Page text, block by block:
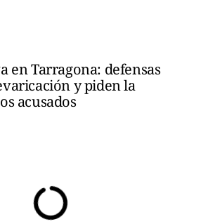
en Tarragona: defensas
y piden la
acusados